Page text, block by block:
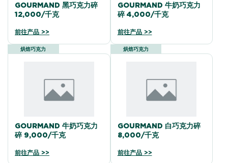
GOURMAND 黑巧克力碎
12,000/千克
前往产品 >>
GOURMAND 牛奶巧克力
碎 4,000/千克
前往产品 >>
烘焙巧克力
GOURMAND 牛奶巧克力
碎 9,000/千克
前往产品 >>
烘焙巧克力
GOURMAND 白巧克力碎
8,000/千克
前往产品 >>